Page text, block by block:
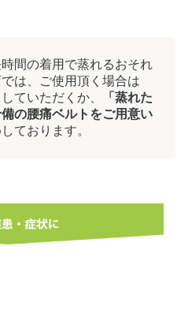
間の着用で蒸れるおそれ
は、ご使用頂く場合は
していただくか、
「蒸れた
の腰痛ベルトをご用意い
ております。